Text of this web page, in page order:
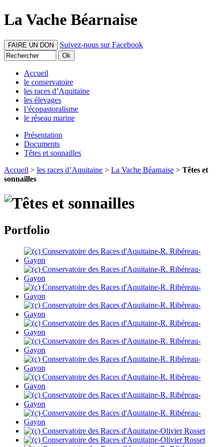
La Vache Béarnaise
FAIRE UN DON Suivez-nous sur Facebook
Accueil
le conservatoire
les races d’Aquitaine
les élevages
l’écopastoralisme
le réseau marine
Présentation
Documents
Têtes et sonnailles
Accueil > les races d’Aquitaine > La Vache Béarnaise > Têtes et
sonnailles
Portfolio